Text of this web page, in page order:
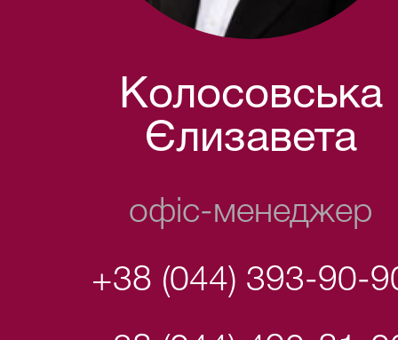
Колосовська
Єлизавета
офіс-менеджер
+38 (044) 393-90-